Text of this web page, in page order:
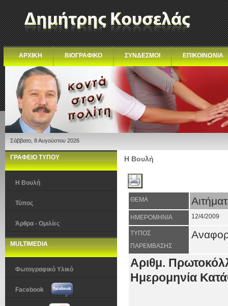
ΑΡΧΙΚΗ ΒΙΟΓΡΑΦΙΚΟ ΣΥΝΔΕΣΜΟΙ ΕΠΙΚΟΙΝΩΝΙΑ
Σάββατο, 8 Αυγούστου 2026
ΓΡΑΦΕΙΟ ΤΥΠΟΥ
Η Βουλή
Τύπος
Άρθρα - Ομιλίες
MULTIMEDIA
Φωτογραφικό Υλικό
Facebook
Η Βουλή
ΘΕΜΑ
ΗΜΕΡΟΜΗΝΙΑ 12/4/2009
ΤΥΠΟΣ
ΠΑΡΕΜΒΑΣΗΣ
Αριθμ.
Ημερομηνία